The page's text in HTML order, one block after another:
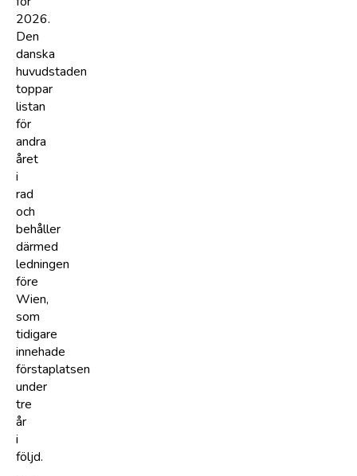
2026.
Den
danska
huvudstaden
toppar
listan
för
andra
året
i
rad
och
behåller
därmed
ledningen
före
Wien,
som
tidigare
innehade
förstaplatsen
under
tre
år
i
följd.